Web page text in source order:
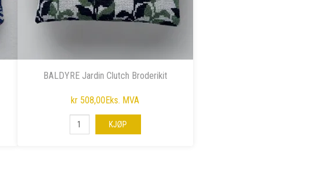
BALDYRE Jardin Clutch Broderikit
kr 508,00Eks. MVA
KJØP